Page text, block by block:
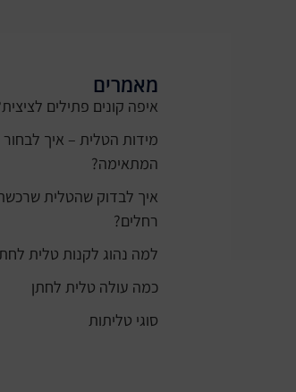
מאמרים
איפה קונים פתילים
מידות הטלית – איך
המתאימה?
רחלים?
למה נהוג לקנות טלית
כמה עולה טלית לחתן
סוגי טליתות